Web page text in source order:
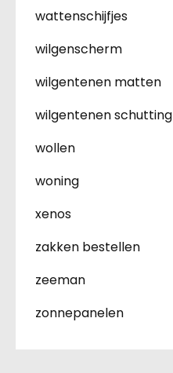
wattenschijfjes
wilgenscherm
wilgentenen matten
wilgentenen schutting
wollen
woning
xenos
zakken bestellen
zeeman
zonnepanelen